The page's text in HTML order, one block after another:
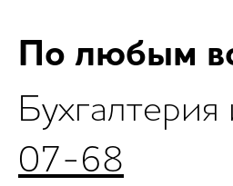
По любым
07-68